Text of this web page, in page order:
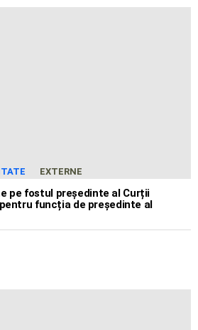
EXTERNE
pe fostul președinte al Curții
funcția de președinte al